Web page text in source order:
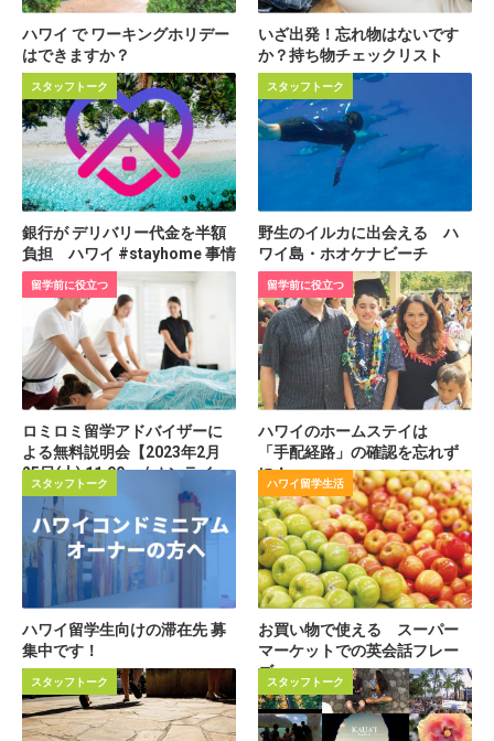
ハワイ で ワーキングホリデー
はできますか？
いざ出発！忘れ物はないです
か？持ち物チェックリスト
スタッフトーク
銀行が デリバリー代金を半額
負担 ハワイ #stayhome 事情
スタッフトーク
野生のイルカに出会える ハ
ワイ島・ホオケナビーチ
留学前に役立つ
ロミロミ留学アドバイザーに
よる無料説明会【2023年2月
25日(土) 11:00～ / オンライ
ン】
留学前に役立つ
ハワイのホームステイは
「手配経路」の確認を忘れず
に！
スタッフトーク
ハワイ留学生向けの滞在先 募
集中です！
ハワイ留学生活
お買い物で使える スーパー
マーケットでの英会話フレー
ズ
スタッフトーク スタッフトーク